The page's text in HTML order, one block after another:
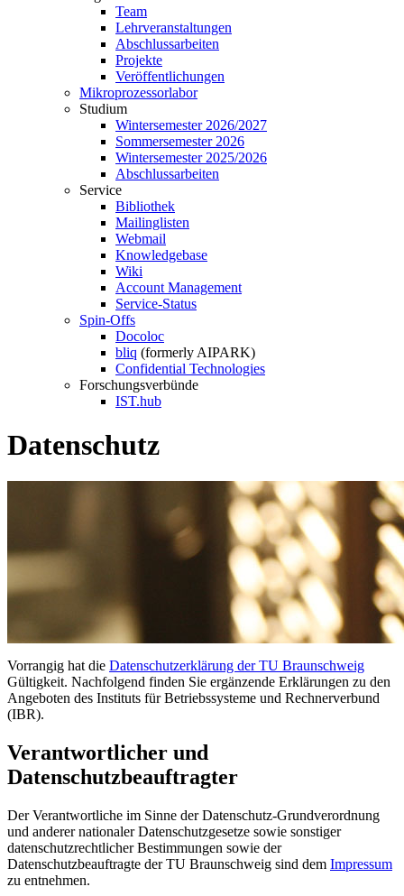
Team
Lehrveranstaltungen
Abschlussarbeiten
Projekte
Veröffentlichungen
Mikroprozessorlabor
Studium
Wintersemester 2026/2027
Sommersemester 2026
Wintersemester 2025/2026
Abschlussarbeiten
Service
Bibliothek
Mailinglisten
Webmail
Knowledgebase
Wiki
Account Management
Service-Status
Spin-Offs
Docoloc
bliq (formerly AIPARK)
Confidential Technologies
Forschungsverbünde
IST.hub
Datenschutz
Vorrangig hat die Datenschutzerklärung der TU Braunschweig
Gültigkeit. Nachfolgend finden Sie ergänzende Erklärungen zu den
Angeboten des Instituts für Betriebssysteme und Rechnerverbund
(IBR).
Verantwortlicher und
Datenschutzbeauftragter
Der Verantwortliche im Sinne der Datenschutz-Grundverordnung
und anderer nationaler Datenschutzgesetze sowie sonstiger
datenschutzrechtlicher Bestimmungen sowie der
Datenschutzbeauftragte der TU Braunschweig sind dem Impressum
zu entnehmen.